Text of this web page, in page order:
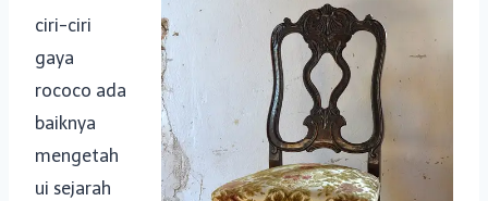
ciri-ciri
gaya
rococo ada
baiknya
mengetah
ui sejarah